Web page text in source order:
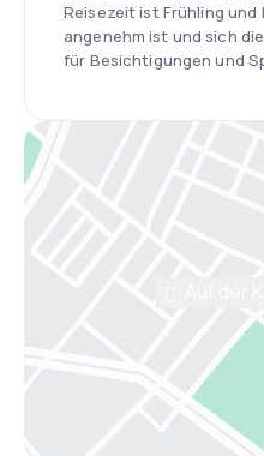
Reisezeit ist Frühling und
angenehm ist und sich
für Besichtigungen und